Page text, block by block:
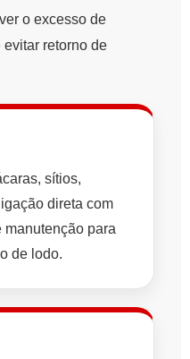
o excesso de
retorno de
sítios,
direta com
manutenção para
de lodo.